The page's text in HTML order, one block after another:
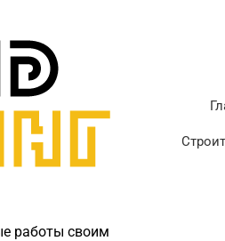
работы своим